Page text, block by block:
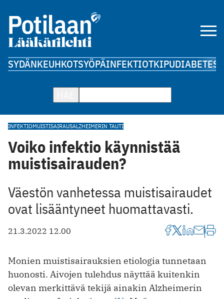
SYDÄNKEUHKOTSYÖPÄINFEKTIOTKIPUDIABETES
INFEKTIOMUISTISAIRAUSALZHEIMERIN TAUTI
Voiko infektio käynnistää
muistisairauden?
Väestön vanhetessa muistisairaudet
ovat lisääntyneet huomattavasti.
21.3.2022 12.00
Monien muistisairauksien etiologia tunnetaan
huonosti. Aivojen tulehdus näyttää kuitenkin
olevan merkittävä tekijä ainakin Alzheimerin